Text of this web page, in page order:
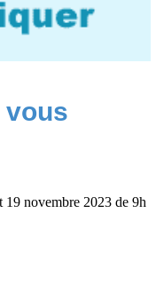
vous
19 novembre 2023 de 9h